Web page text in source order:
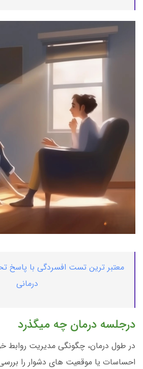
معتبر ترین تست افسردگی با پاسخ
درمانی
درجلسه درمان چه میگذرد
در طول درمان، چگونگی مدیریت روابط
احساسات یا موقعیت های دشوار را